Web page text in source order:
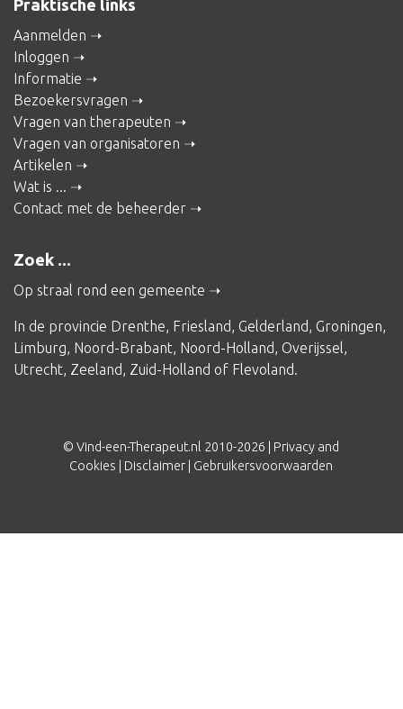
Praktische links
Aanmelden
Inloggen
Informatie
Bezoekersvragen
Vragen van therapeuten
Vragen van organisatoren
Artikelen
Wat is ...
Contact met de beheerder
Zoek ...
Op straal rond een gemeente
In de provincie Drenthe, Friesland, Gelderland, Groningen,
Limburg, Noord-Brabant, Noord-Holland, Overijssel,
Utrecht, Zeeland, Zuid-Holland of Flevoland.
© Vind-een-Therapeut.nl 2010-2026 | Privacy and
Cookies
Disclaimer Gebruikersvoorwaarden